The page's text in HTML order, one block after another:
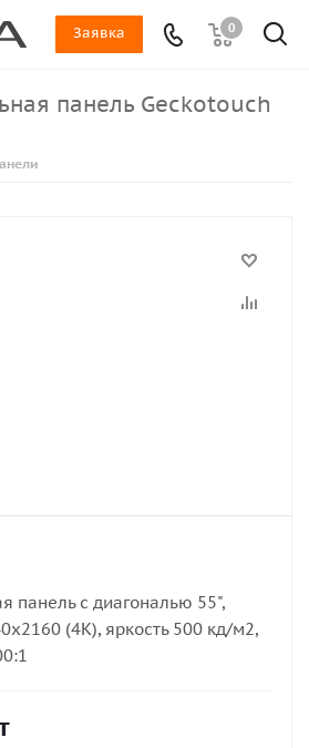
0
Заявка
панель с диагональю 55",
(4К), яркость 500 кд/м2,